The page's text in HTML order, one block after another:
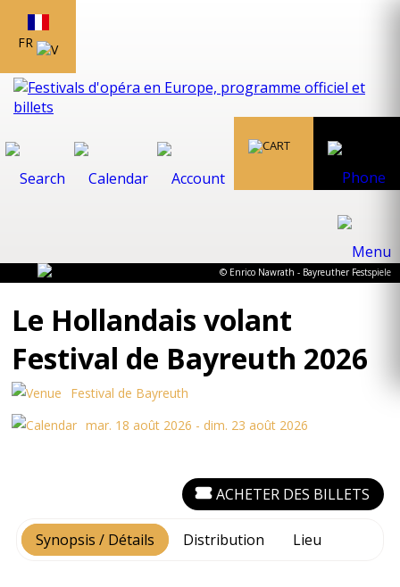
FR
© Enrico Nawrath - Bayreuther Festspiele
Le Hollandais volant
Festival de Bayreuth 2026
Festival de Bayreuth
mar. 18 août 2026 - dim. 23 août 2026
Synopsis / Détails Distribution Lieu
ACHETER DES BILLETS